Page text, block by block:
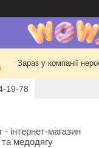
Зараз у компанії
19-78
інтернет-магазин
та медодягу